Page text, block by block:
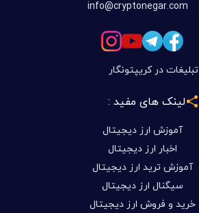
info@cryptonegar.com
تبلیغات در کریپتونگار
لینک های مفید :
آموزش ارز دیجیتال
اخبار ارز دیجیتال
آموزش ترید ارز دیجیتال
سیگنال ارز دیجیتال
خرید و فروش ارز دیجیتال